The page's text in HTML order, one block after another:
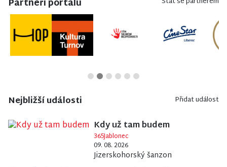
Partneři portálu
Nejbližší události Přidat událost
Kdy už tam budem
365Jablonec
09. 08. 2026
Jizerskohorský šanzon